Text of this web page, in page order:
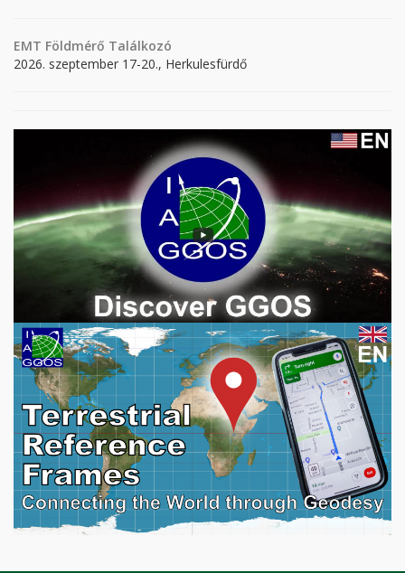
EMT Földmérő Találkozó
2026. szeptember 17-20., Herkulesfürdő